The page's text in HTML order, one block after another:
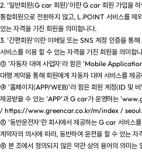
2. '일반회원(G car 회원)'이란 G car 회원 가입을
통합회원으로 전환하지 않고, L.POINT 서비스를 제
있는 자격을 가진 회원을 의미합니다.
3. '간편회원'이란 이메일 또는 SNS 계정 인증을 통
서비스를 이용 할 수 있는 자격을 가진 회원을 의미합
③ '자동차 대여 사업자'라 함은 'Mobile
대행 계약을 통해 회원에게 자동차 대여 서비스를 제
④ '홈페이지(APP/WEB)'라 함은 회원 계정(ID 및 비
제공받을 수 있는 'APP'과 G car가 운영하는
/ https://www.greencar.co.kr/m/index /
⑤ '동반운전자'란 회사에서 제공하는 G car 서비스
계약자의 의사에 따라, 동반하여 운전을 할 수 있는 자
⑥ 본 조에서 정의되지 않은 약관 상의 용어의 의미는